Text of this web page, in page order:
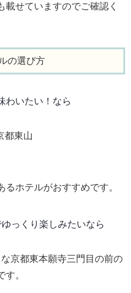
載せていますのでご確認く
の選び方
わいたい！なら
都東山
ホテルがおすすめです。
っくり楽しみたいなら
京都東本願寺三門目の前の
。